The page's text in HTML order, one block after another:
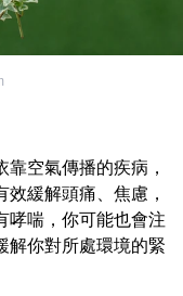
空氣傳播的疾病，
緩解頭痛、焦慮，
哮喘，你可能也會注
解你對所處環境的緊